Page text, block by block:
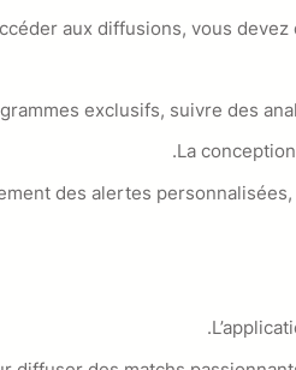
aux diffusions, vous devez
exclusifs, suivre des
La
des alertes